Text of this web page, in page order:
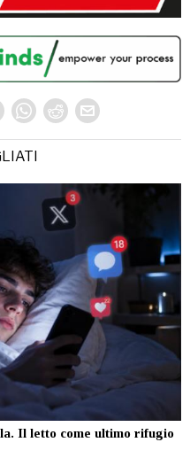
Il letto come ultimo rifugio